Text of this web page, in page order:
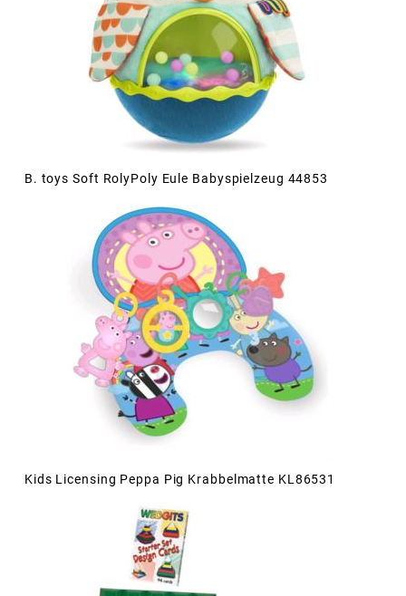
B. toys Soft RolyPoly Eule Babyspielzeug 44853
Kids Licensing Peppa Pig Krabbelmatte KL86531